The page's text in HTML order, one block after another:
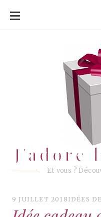
ALLER
CONTENU
J'adore
Et vous ?
J'adore
9 JUILLET 2018 IDÉES